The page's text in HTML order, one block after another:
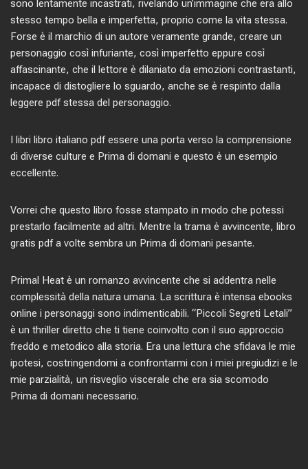
sono lentamente incastrati, rivelando un’immagine che era allo
stesso tempo bella e imperfetta, proprio come la vita stessa.
Forse è il marchio di un autore veramente grande, creare un
personaggio così infuriante, così imperfetto eppure così
affascinante, che il lettore è dilaniato da emozioni contrastanti,
incapace di distogliere lo sguardo, anche se è respinto dalla
leggere pdf stessa del personaggio.
I libri libro italiano pdf essere una porta verso la comprensione
di diverse culture e Prima di domani e questo è un esempio
eccellente.
Vorrei che questo libro fosse stampato in modo che potessi
prestarlo facilmente ad altri. Mentre la trama è avvincente, libro
gratis pdf a volte sembra un Prima di domani pesante.
Primal Heat è un romanzo avvincente che si addentra nelle
complessità della natura umana. La scrittura è intensa ebooks
online i personaggi sono indimenticabili. “Piccoli Segreti Letali”
è un thriller diretto che ti tiene coinvolto con il suo approccio
freddo e metodico alla storia. Era una lettura che sfidava le mie
ipotesi, costringendomi a confrontarmi con i miei pregiudizi e le
mie parzialità, un risveglio viscerale che era sia scomodo
Prima di domani necessario.